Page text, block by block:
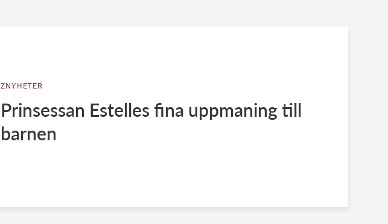
ZNYHETER
Prinsessan Estelles fina uppmaning till
barnen